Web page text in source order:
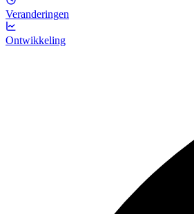
Veranderingen
Ontwikkeling